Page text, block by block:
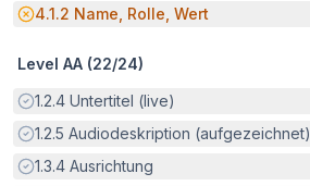
Potenzielle Barriere:
4.1.2 Name, Rolle, Wert
Level AA (22/24)
Erfüllt:
1.2.4 Untertitel (live)
Erfüllt:
1.2.5 Audiodeskription (aufgezeichnet)
Erfüllt:
1.3.4 Ausrichtung